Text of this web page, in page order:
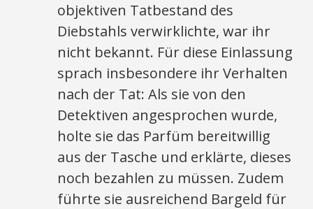
objektiven Tatbestand des
Diebstahls verwirklichte, war ihr
nicht bekannt. Für diese Einlassung
sprach insbesondere ihr Verhalten
nach der Tat: Als sie von den
Detektiven angesprochen wurde,
holte sie das Parfüm bereitwillig
aus der Tasche und erklärte, dieses
noch bezahlen zu müssen. Zudem
führte sie ausreichend Bargeld für